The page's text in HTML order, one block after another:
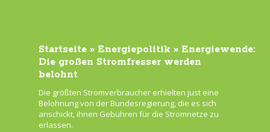
Startseite » Energiepolitik » Energiewende:
Die großen Stromfresser werden
belohnt
Die größten Stromverbraucher erhielten just eine
Belohnung von der Bundesregierung, die es sich
anschickt, ihnen Gebühren für die Stromnetze zu
erlassen.